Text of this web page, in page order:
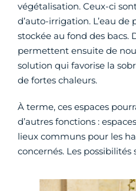
végétalisation. Ceux-ci
d’auto-irrigation. L’eau
stockée au fond des bacs.
permettent ensuite de
solution qui favorise la
de fortes chaleurs.
À terme, ces espaces
d’autres fonctions :
lieux communs pour les
concernés. Les